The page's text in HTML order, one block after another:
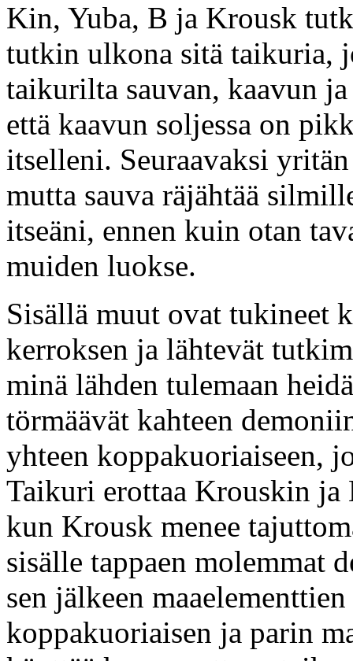
Kin, Yuba, B ja Krousk
tutkin ulkona sitä taikuria,
taikurilta sauvan, kaavun
että kaavun soljessa on
itselleni. Seuraavaksi
mutta sauva räjähtää
itseäni, ennen kuin otan
muiden luokse.
Sisällä muut ovat tukineet
kerroksen ja lähtevät
minä lähden tulemaan
törmäävät kahteen
yhteen koppakuoriaiseen,
Taikuri erottaa Krouskin ja
kun Krousk menee
sisälle tappaen molemmat
sen jälkeen
koppakuoriaisen ja parin